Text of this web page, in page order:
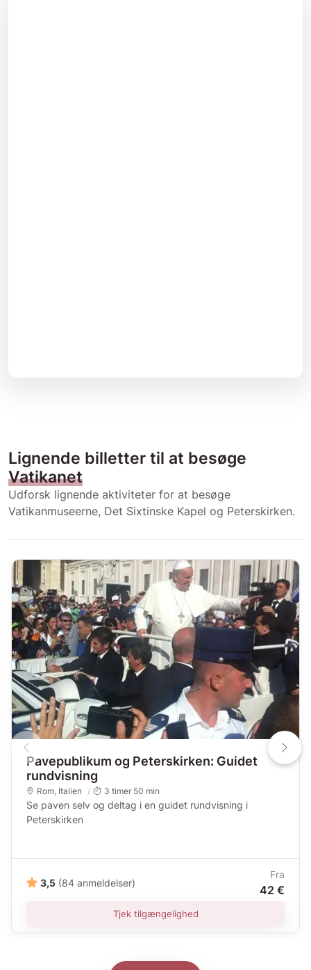
Lignende billetter til at besøge
Vatikanet
Udforsk lignende aktiviteter for at besøge
Vatikanmuseerne, Det Sixtinske Kapel og Peterskirken.
Pavepublikum og Peterskirken: Guidet
rundvisning
Rom, Italien 3 timer 50 min
Se paven selv og deltag i en guidet rundvisning i
Peterskirken
3,5 (84 anmeldelser)
Fra
42 €
Tjek tilgængelighed